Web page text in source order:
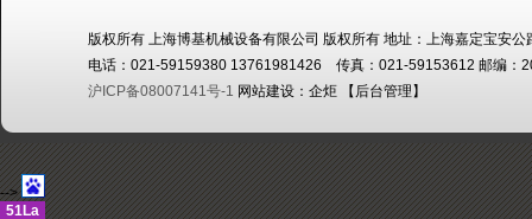
版权所有 上海博基机械设备有限公司 版权所有 地址：上海嘉定宝安公
电话：021-59159380 13761981426 传真：021-59153612 邮编：
沪ICP备08007141号-1 网站建设： 企炬 【 后台管理 】
-->
51La